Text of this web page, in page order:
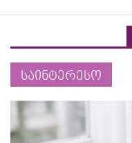
საინტერესო